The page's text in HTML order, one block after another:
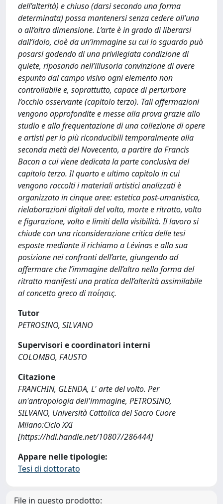
dell’alterità) e chiuso (darsi secondo una forma
determinata) possa mantenersi senza cedere all’una
o all’altra dimensione. L’arte è in grado di liberarsi
dall’idolo, cioè da un’immagine su cui lo sguardo può
posarsi godendo di una privilegiata condizione di
quiete, riposando nell’illusoria convinzione di avere
espunto dal campo visivo ogni elemento non
controllabile e, soprattutto, capace di perturbare
l’occhio osservante (capitolo terzo). Tali affermazioni
vengono approfondite e messe alla prova grazie allo
studio e alla frequentazione di una collezione di opere
e artisti per lo più riconducibili temporalmente alla
seconda metà del Novecento, a partire da Francis
Bacon a cui viene dedicata la parte conclusiva del
capitolo terzo. Il quarto e ultimo capitolo in cui
vengono raccolti i materiali artistici analizzati è
organizzato in cinque aree: estetica post-umanistica,
rielaborazioni digitali del volto, morte e ritratto, volto
e figurazione, volto e limiti della visibilità. Il lavoro si
chiude con una riconsiderazione critica delle tesi
esposte mediante il richiamo a Lévinas e alla sua
posizione nei confronti dell’arte, giungendo ad
affermare che l’immagine dell’altro nella forma del
ritratto manifesti una pratica dell’alterità assimilabile
al concetto greco di ποίησις.
Tutor
PETROSINO, SILVANO
Supervisori e coordinatori interni
COLOMBO, FAUSTO
Citazione
FRANCHIN, GLENDA, L' arte del volto. Per
un'antropologia dell'immagine, PETROSINO,
SILVANO, Università Cattolica del Sacro Cuore
Milano:Ciclo XXI
[https://hdl.handle.net/10807/286444]
Appare nelle tipologie:
Tesi di dottorato
File in questo prodotto: